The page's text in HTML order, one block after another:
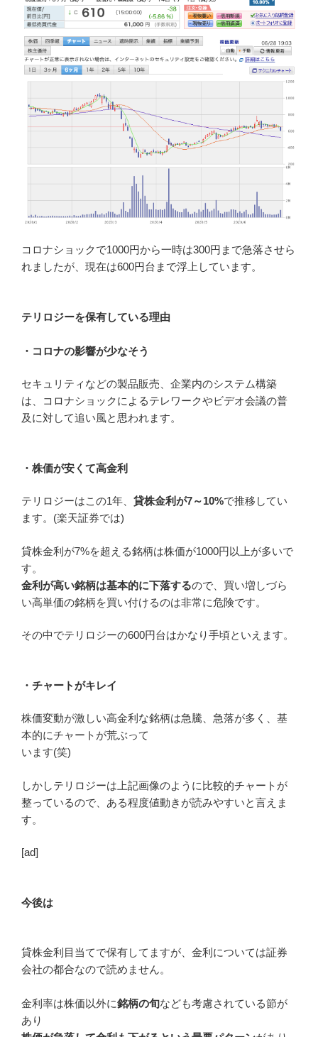
コロナショックで1000円から一時は300円まで急落させら
れましたが、現在は600円台まで浮上しています。
テリロジーを保有している理由
・コロナの影響が少なそう
セキュリティなどの製品販売、企業内のシステム構築
は、コロナショックによるテレワークやビデオ会議の普
及に対して追い風と思われます。
・株価が安くて高金利
テリロジーはこの1年、 貸株金利が7～10%で推移してい
ます。(楽天証券では)
貸株金利が7%を超える銘柄は株価が1000円以上が多いで
す。
金利が高い銘柄は基本的に下落するので、 買い増しづら
い高単価の銘柄を買い付けるのは非常に危険です。
その中でテリロジーの600円台はかなり手頃といえます。
・チャートがキレイ
株価変動が激しい高金利な銘柄は急騰、急落が多く、基
本的にチャートが荒ぶって
います(笑)
しかしテリロジーは上記画像のように比較的チャートが
整っているので、ある程度値動きが読みやすいと言えま
す。
[ad]
今後は
貸株金利目当てで保有してますが、金利については証券
会社の都合なので読めません。
金利率は株価以外に銘柄の旬なども考慮されている節が
あり